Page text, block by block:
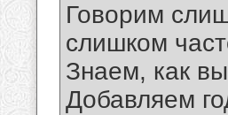
Говорим
слишком
Знаем, как
Добавляем